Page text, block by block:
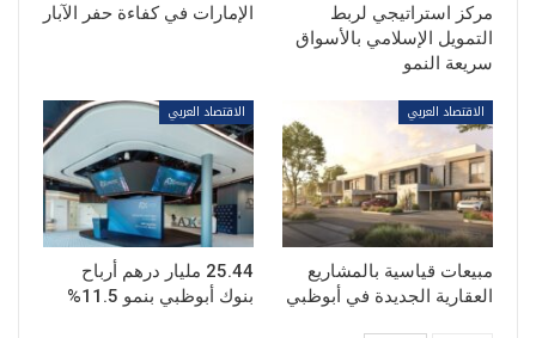
مركز استراتيجي لربط
التمويل الإسلامي بالأسواق
سريعة النمو
الإمارات في كفاءة حفر الآبار
الاقتصاد العربي
مبيعات قياسية بالمشاريع
العقارية الجديدة في أبوظبي
الاقتصاد العربي
25.44 مليار درهم أرباح
بنوك أبوظبي بنمو 11.5%